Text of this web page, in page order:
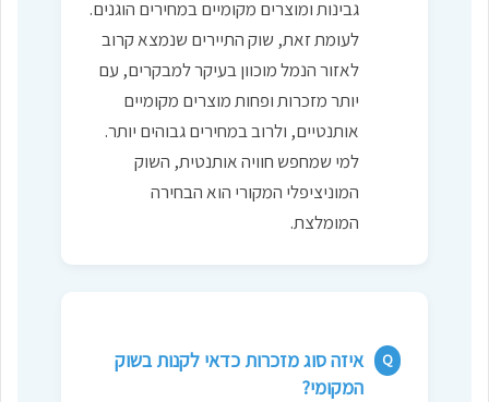
גבינות ומוצרים מקומיים במחירים הוגנים.
לעומת זאת, שוק התיירים שנמצא קרוב
לאזור הנמל מוכוון בעיקר למבקרים, עם
יותר מזכרות ופחות מוצרים מקומיים
אותנטיים, ולרוב במחירים גבוהים יותר.
למי שמחפש חוויה אותנטית, השוק
המוניציפלי המקורי הוא הבחירה
המומלצת.
Q
איזה סוג מזכרות כדאי לקנות בשוק
המקומי?